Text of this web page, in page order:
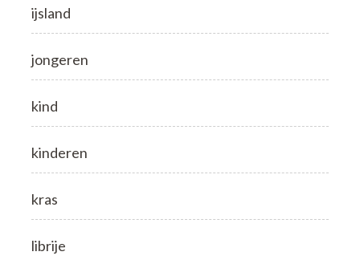
ijsland
jongeren
kind
kinderen
kras
librije